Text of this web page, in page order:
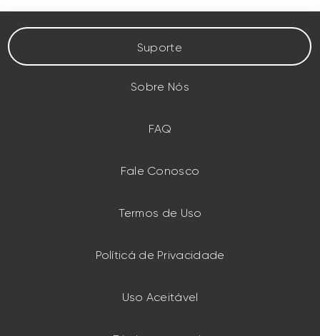
Suporte
Sobre Nós
FAQ
Fale Conosco
Termos de Uso
Políticá de Privacidade
Uso Aceitável